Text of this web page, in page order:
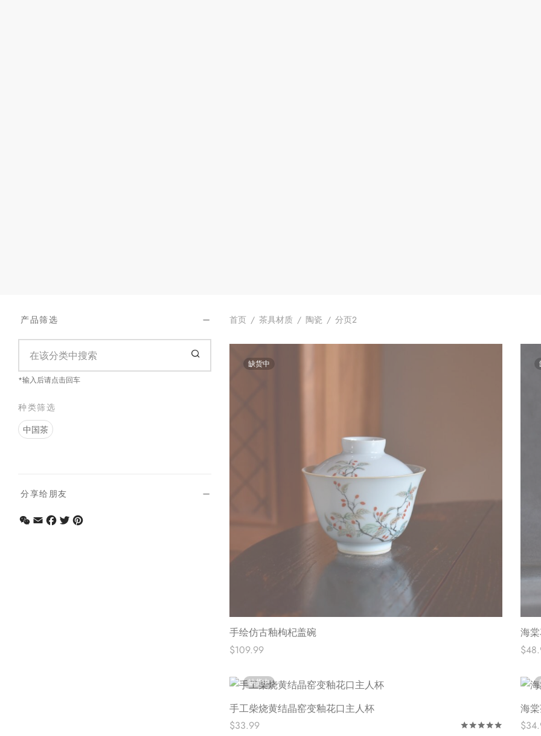
产品筛选
*输入后请点击回车
种类筛选
中国茶
分享给朋友
WeChat
EmailFacebook
Twitter
首页 / 茶具材质 / 陶瓷 / 分页2
缺货中
手绘仿古釉枸杞盖碗
$109.99
海
$
缺货中
手工柴烧黄结晶窑变釉花口主人杯
$33.99 评分
海
$